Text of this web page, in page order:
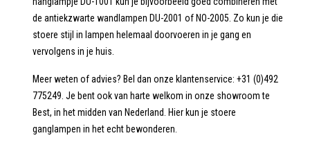
de antiekzwarte wandlampen DU-2001 of NO-2005. Zo kun je die
stoere stijl in lampen helemaal doorvoeren in je gang en
vervolgens in je huis.
Meer weten of advies? Bel dan onze klantenservice: +31 (0)492
775249. Je bent ook van harte welkom in onze showroom te
Best, in het midden van Nederland. Hier kun je stoere
ganglampen in het echt bewonderen.